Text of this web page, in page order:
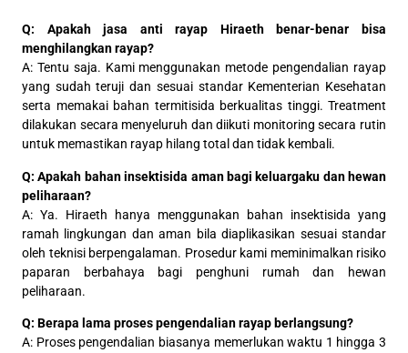
Q: Apakah jasa anti rayap Hiraeth benar-benar bisa
menghilangkan rayap?
A: Tentu saja. Kami menggunakan metode pengendalian rayap
yang sudah teruji dan sesuai standar Kementerian Kesehatan
serta memakai bahan termitisida berkualitas tinggi. Treatment
dilakukan secara menyeluruh dan diikuti monitoring secara rutin
untuk memastikan rayap hilang total dan tidak kembali.
Q: Apakah bahan insektisida aman bagi keluargaku dan hewan
peliharaan?
A: Ya. Hiraeth hanya menggunakan bahan insektisida yang
ramah lingkungan dan aman bila diaplikasikan sesuai standar
oleh teknisi berpengalaman. Prosedur kami meminimalkan risiko
paparan berbahaya bagi penghuni rumah dan hewan
peliharaan.
Q: Berapa lama proses pengendalian rayap berlangsung?
A: Proses pengendalian biasanya memerlukan waktu 1 hingga 3